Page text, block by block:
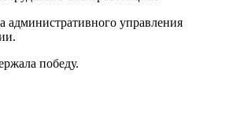
административного управления
победу.